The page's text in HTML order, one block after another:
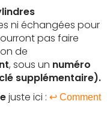
ni échangées pour
pas faire
de
, sous un numéro
clé supplémentaire).
juste ici : ↩️ Comment